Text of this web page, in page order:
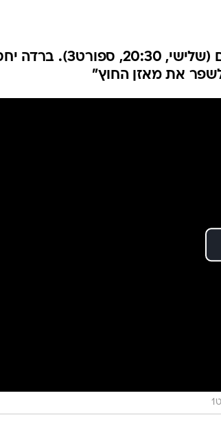
כתבו לנו
מגן הפועל תל אביב מקווה להתגבר על הירוקים (שלישי, 20:30,
לשפר את מאזן החוץ"